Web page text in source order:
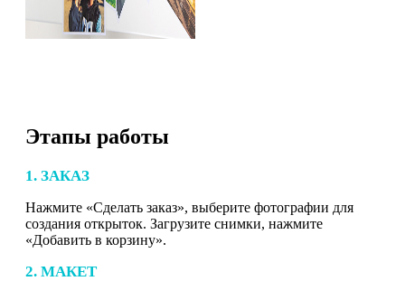
Этапы работы
1. ЗАКАЗ
Нажмите «Сделать заказ», выберите фотографии для
создания открыток. Загрузите снимки, нажмите
«Добавить в корзину».
2. МАКЕТ